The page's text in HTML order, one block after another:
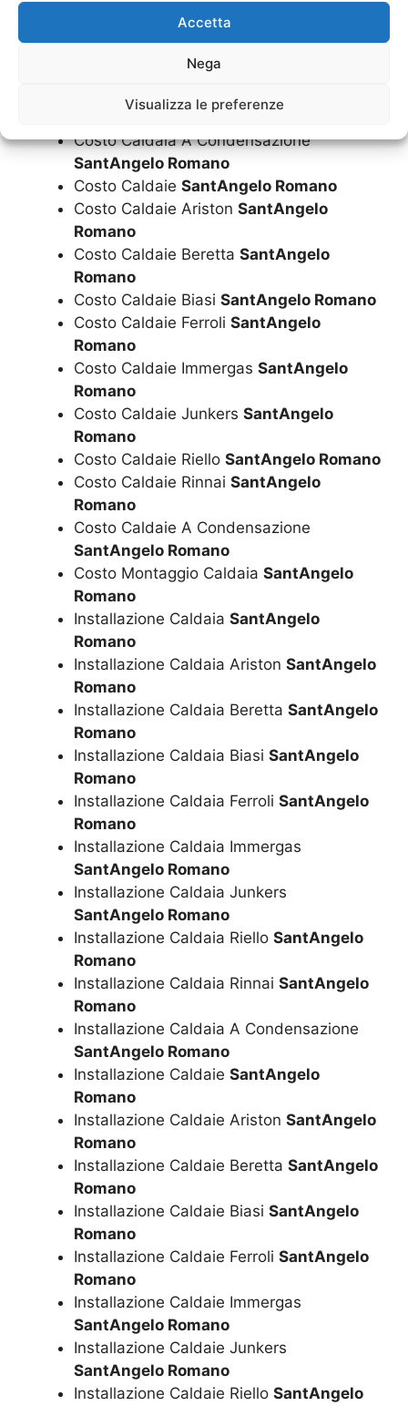
Accetta
Nega
Visualizza le preferenze
Romano
Costo Caldaia Junkers
Costo Caldaia Riello
Costo Caldaia Rinnai
SantAngelo
Costo Caldaia A Condensazione
SantAngelo Romano
Costo Caldaie SantAngelo Romano
Costo Caldaie Ariston SantAngelo
Romano
Costo Caldaie Beretta SantAngelo
Romano
Costo Caldaie Biasi SantAngelo Romano
Costo Caldaie Ferroli SantAngelo
Romano
Costo Caldaie Immergas SantAngelo
Romano
Costo Caldaie Junkers SantAngelo
Romano
Costo Caldaie Riello SantAngelo Romano
Costo Caldaie Rinnai SantAngelo
Romano
Costo Caldaie A Condensazione
SantAngelo Romano
Costo Montaggio Caldaia SantAngelo
Romano
Installazione Caldaia SantAngelo
Romano
Installazione Caldaia Ariston SantAngelo
Romano
Installazione Caldaia Beretta SantAngelo
Romano
Installazione Caldaia Biasi SantAngelo
Romano
Installazione Caldaia Ferroli SantAngelo
Romano
Installazione Caldaia Immergas
SantAngelo Romano
Installazione Caldaia Junkers
SantAngelo Romano
Installazione Caldaia Riello SantAngelo
Romano
Installazione Caldaia Rinnai SantAngelo
Romano
Installazione Caldaia A Condensazione
SantAngelo Romano
Installazione Caldaie SantAngelo
Romano
Installazione Caldaie Ariston SantAngelo
Romano
Installazione Caldaie Beretta SantAngelo
Romano
Installazione Caldaie Biasi SantAngelo
Romano
Installazione Caldaie Ferroli SantAngelo
Romano
Installazione Caldaie Immergas
SantAngelo Romano
Installazione Caldaie Junkers
SantAngelo Romano
Installazione Caldaie Riello SantAngelo